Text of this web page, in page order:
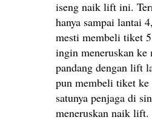
iseng naik lift ini.
hanya sampai lantai
mesti membeli tiket
ingin meneruskan ke
pandang dengan lift
pun membeli tiket ke
satunya penjaga di
meneruskan naik lift.